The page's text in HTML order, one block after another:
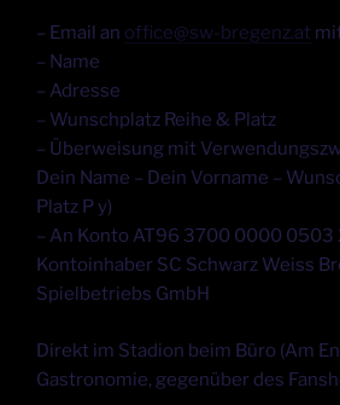
– Email an office@sw-bregenz.at
– Name
– Adresse
– Wunschplatz Reihe & Platz
– Überweisung mit
Dein Name – Dein Vorname –
Platz P y)
– An Konto AT96 3700 0000 0503
Kontoinhaber SC Schwarz Weiss
Spielbetriebs GmbH
Direkt im Stadion beim Büro (Am
Gastronomie, gegenüber des